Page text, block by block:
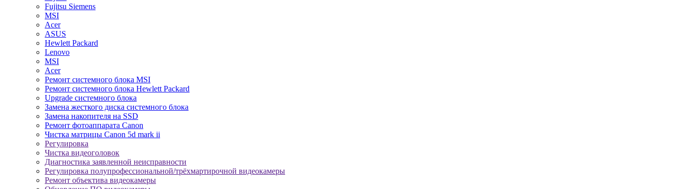
Fujitsu Siemens
MSI
Acer
ASUS
Hewlett Packard
Lenovo
MSI
Acer
Ремонт системного блока MSI
Ремонт системного блока Hewlett Packard
Upgrade системного блока
Замена жесткого диска системного блока
Замена накопителя на SSD
Ремонт фотоаппарата Canon
Чистка матрицы Canon 5d mark ii
Регулировка
Чистка видеоголовок
Диагностика заявленной неисправности
Регулировка полупрофессиональной/трёхмартирочной видеокамеры
Ремонт объектива видеокамеры